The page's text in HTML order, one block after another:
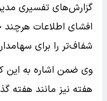
گزارش‌های تفسیری
افشای اطلاعات هرچند
شفاف‌تر را برای
وی ضمن اشاره به این
هفته نیز مانند هفته‌